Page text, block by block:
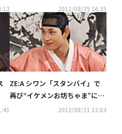
ジェフンまで“ビジネスマン緊
急診断”……これ以上悪い職場
はない
2012/08/25 16:35
ZE:A シワン「スタンバイ」で
再び“イケメンお坊ちゃま”に変
2012/08/21 12:03